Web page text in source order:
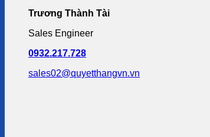
Trương Thành Tài
Sales Engineer
0932.217.728
sales02@quyetthangvn.vn